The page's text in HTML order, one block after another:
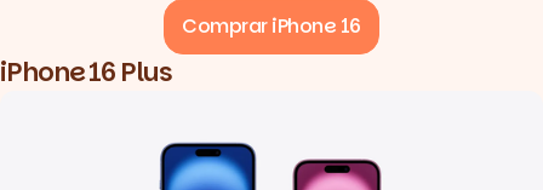
Comprar iPhone 16
iPhone 16 Plus